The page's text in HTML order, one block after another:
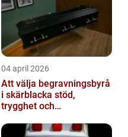
04 april 2026
Att välja begravningsbyrå
i skärblacka stöd,
trygghet och